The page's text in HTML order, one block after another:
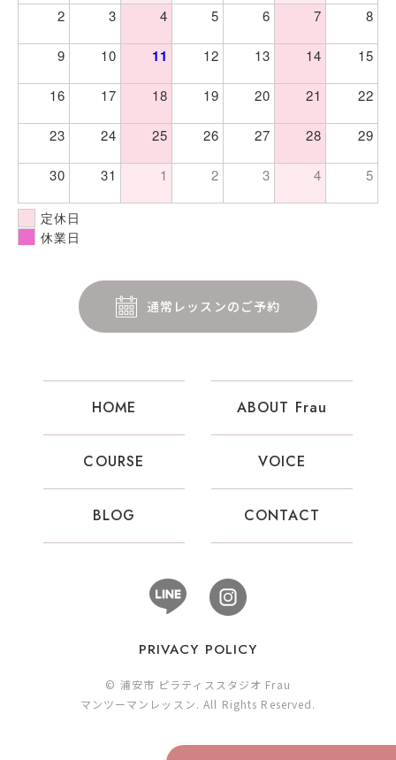
2 3 4 5 6 7 8
9 10 11 12 13 14 15
16 17 18 19 20 21 22
23 24 25 26 27 28 29
30 31 1 2 3 4 5
定休日
休業日
通常レッスンのご予約
HOME ABOUT Frau
COURSE VOICE
BLOG CONTACT
PRIVACY POLICY
© 浦安市 ピラティススタジオ Frau
マンツーマンレッスン. All Rights Reserved.